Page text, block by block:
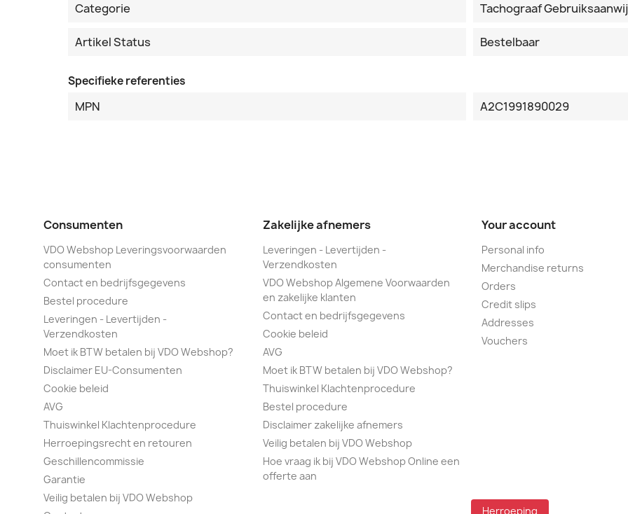
Categorie Tachograaf
Artikel Status Bestelbaar
Specifieke referenties
MPN A2C1991890029
Consumenten
VDO Webshop Leveringsvoorwaarden
consumenten
Contact en bedrijfsgegevens
Bestel procedure
Leveringen - Levertijden -
Verzendkosten
Moet ik BTW betalen bij VDO Webshop?
Disclaimer EU-Consumenten
Cookie beleid
AVG
Thuiswinkel Klachtenprocedure
Herroepingsrecht en retouren
Geschillencommissie
Garantie
Veilig betalen bij VDO Webshop
Zakelijke afnemers
Leveringen - Levertijden -
Verzendkosten
VDO Webshop Algemene Voorwaarden
en zakelijke klanten
Contact en bedrijfsgegevens
Cookie beleid
AVG
Moet ik BTW betalen bij VDO Webshop?
Thuiswinkel Klachtenprocedure
Bestel procedure
Disclaimer zakelijke afnemers
Veilig betalen bij VDO Webshop
Hoe vraag ik bij VDO Webshop Online een
offerte aan
Your account
Personal info
Merchandise returns
Orders
Credit slips
Addresses
Vouchers
Herroeping